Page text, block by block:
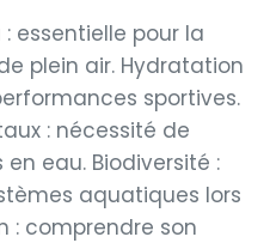
: essentielle pour la
plein air. Hydratation
sportives.
: nécessité de
eau. Biodiversité :
aquatiques lors
: comprendre son